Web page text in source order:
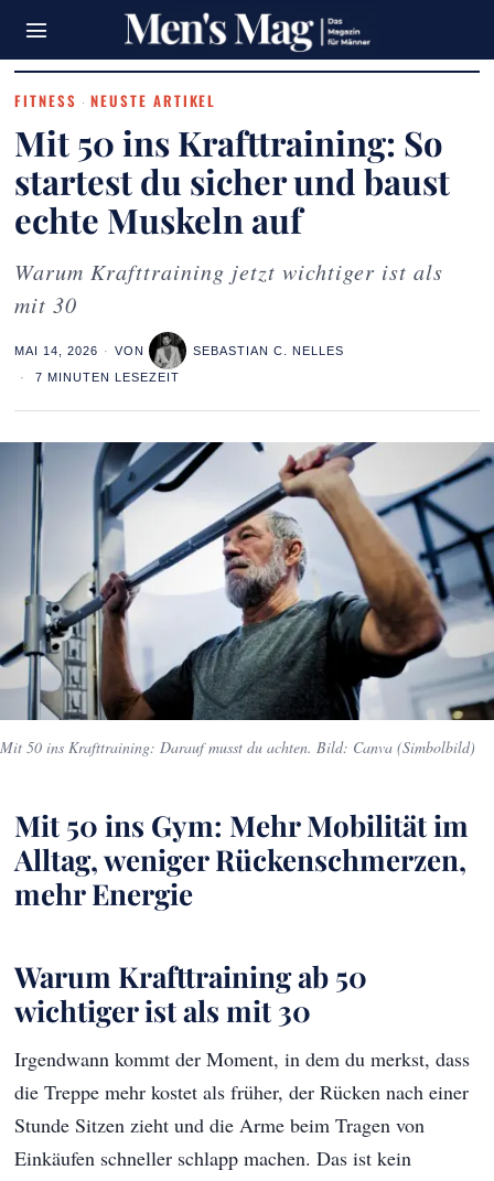
FITNESS · NEUSTE ARTIKEL
Mit 50 ins Krafttraining: So
startest du sicher und baust
echte Muskeln auf
Warum Krafttraining jetzt wichtiger ist als
mit 30
MAI 14, 2026 VON SEBASTIAN C. NELLES
7 MINUTEN LESEZEIT
Mit 50 ins Krafttraining: Darauf musst du achten. Bild: Canva (Simbolbild)
Mit 50 ins Gym: Mehr Mobilität im
Alltag, weniger Rückenschmerzen,
mehr Energie
Warum Krafttraining ab 50
wichtiger ist als mit 30
Irgendwann kommt der Moment, in dem du merkst, dass
die Treppe mehr kostet als früher, der Rücken nach einer
Stunde Sitzen zieht und die Arme beim Tragen von
Einkäufen schneller schlapp machen. Das ist kein